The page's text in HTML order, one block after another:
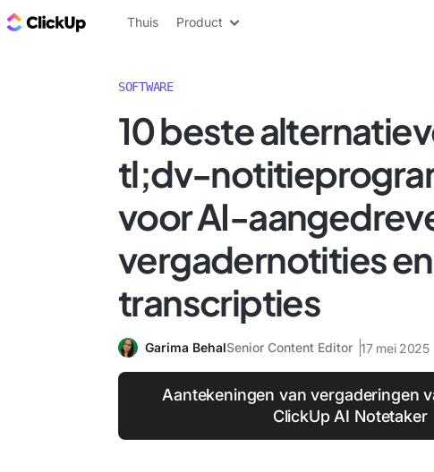
ClickUp Blog
Thuis Product
SOFTWARE
10 beste
tl;dv-
voor AI-
vergadernotities en
transcripties
Garima BehalSenior Content Editor 17 mei 2025
Aantekeningen van vergaderingen
ClickUp AI Notetaker